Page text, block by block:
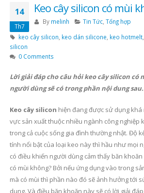
14
Th7
Keo cây silicon có mùi
By melinh Tin Tức,Tổng hợp
keo cây silicon, keo dán silicone, keo hotmelt,
silicon
0 Comments
Lời giải đáp cho câu hỏi keo cây silicon có
người dùng sẽ có trong phần nội dung sau.
Keo cây silicon hiện đang được sử dụng khá
vực sản xuất thuộc nhiều ngành công nghiệp
trong cả cuộc sống gia đình thường nhật. Độ
tính nổi bật của loại keo này thì hầu như mọi
có điều khiến người dùng cảm thấy băn
có mùi không? Bởi nếu ứng dụng vào trong
mà có mùi thì phần nào đó sẽ ảnh hưởng tới
dụng. Và điều băn khoăn này sẽ có lời giải